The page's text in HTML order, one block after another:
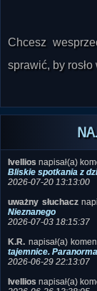
Chcesz
sprawić, by rosło
Ivellios napisał(a)
Bliskie spotkania z
uważny słuchacz
Nieznanego
K.R.napisał(a)
tajemnice.
Ivelliosnapisał(a)